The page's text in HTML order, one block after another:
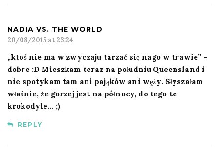
NADIA VS. THE WORLD
20/08/2015 at 23:24
„ktoś nie ma w zwyczaju tarzać się nago w trawie” –
dobre :D Mieszkam teraz na południu Queensland i
nie spotykam tam ani pająków ani węży. Słyszałam
właśnie, że gorzej jest na północy, do tego te
krokodyle… ;)
REPLY